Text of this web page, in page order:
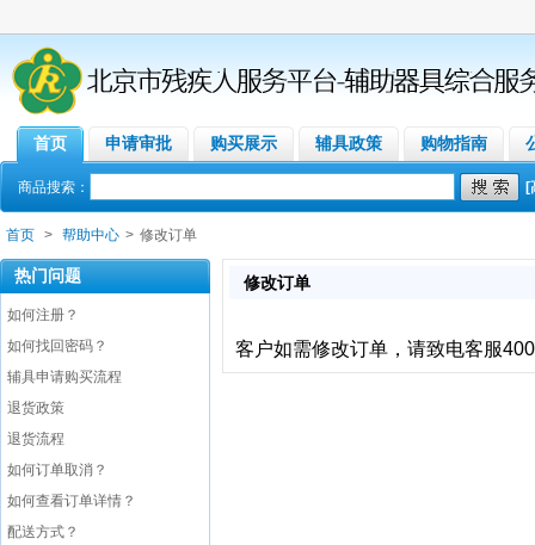
首页 申请审批 购买展示 辅具政策 购物指南
商品搜索： [
首页 > 帮助中心 > 修改订单
热门问题
如何注册？
如何找回密码？
辅具申请购买流程
退货政策
退货流程
如何订单取消？
如何查看订单详情？
配送方式？
修改订单
客户如需修改订单，请致电客服